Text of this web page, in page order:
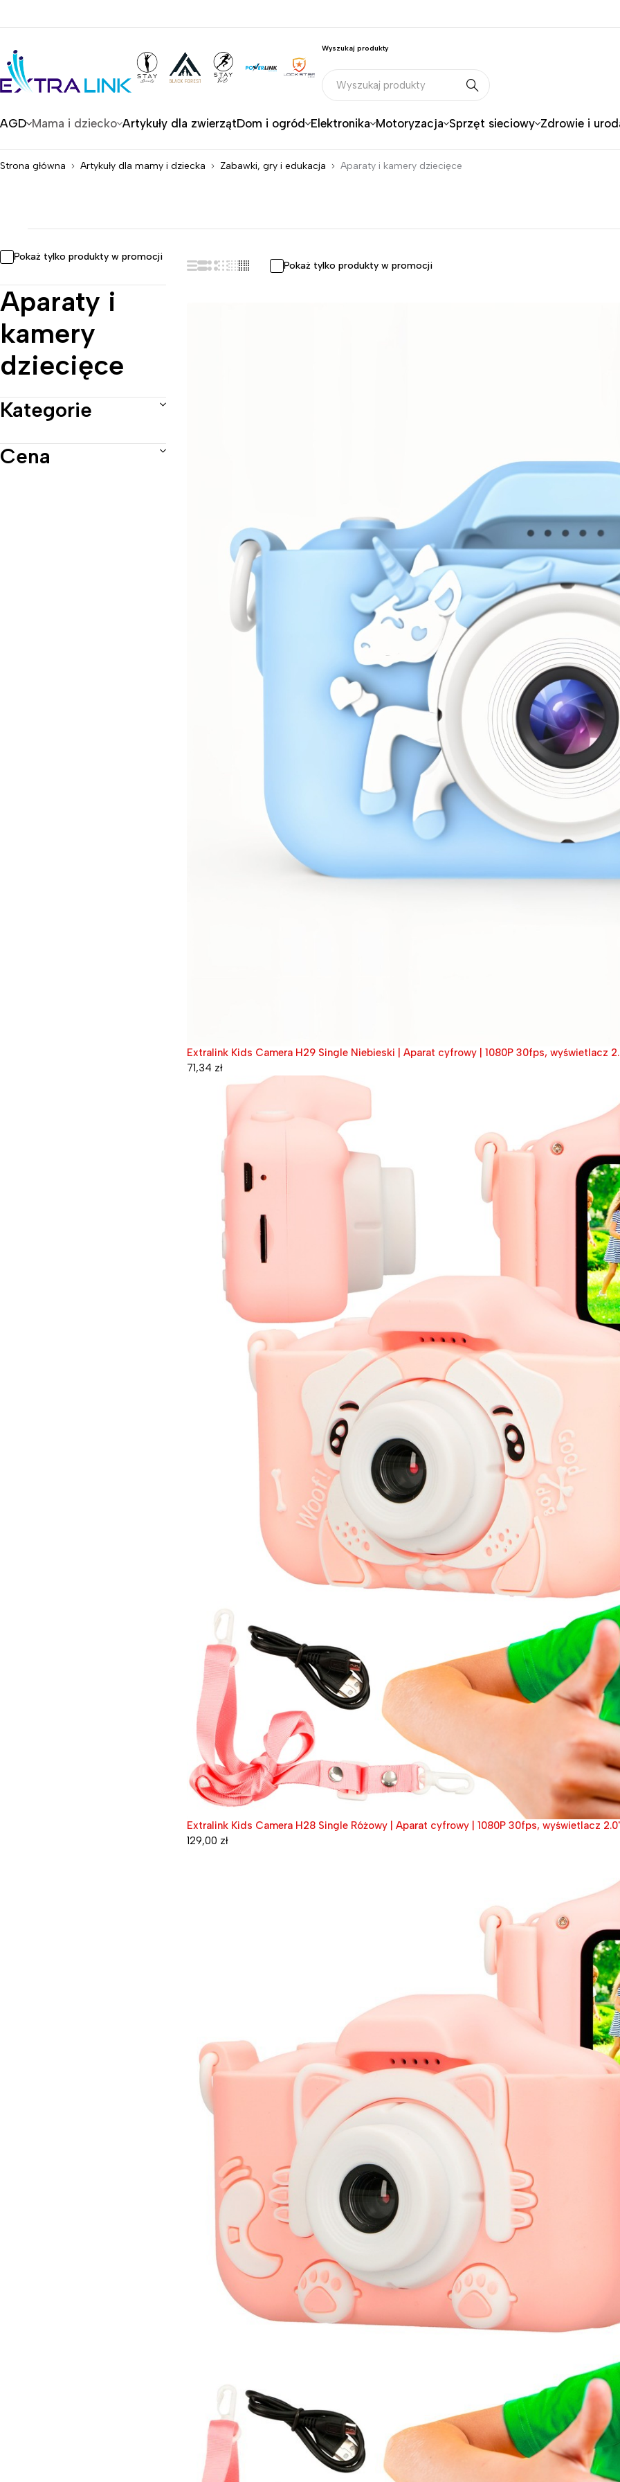
Wyszukaj produkty
AGD Mama i dziecko Artykuły dla zwierzątDom i ogród Elektronika Motoryzacja Sprzęt sieciowy Zdrowie i
Strona główna Artykuły dla mamy i dziecka Zabawki, gry i edukacja Aparaty i kamery dziecięce
Pokaż tylko produkty w promocji
Aparaty i
kamery
dziecięce
Kategorie
Cena
Pokaż tylko produkty w promocji
Extralink Kids Camera H29 Single Niebieski | Aparat cyfrowy | 1080P 30fps, wyświetlacz
71,34 zł
Extralink Kids Camera H28 Single Różowy | Aparat cyfrowy | 1080P 30fps, wyświetlacz
129,00 zł